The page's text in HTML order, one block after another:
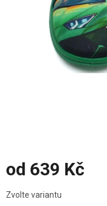
od 639 Kč
cena:
Zvolte variantu